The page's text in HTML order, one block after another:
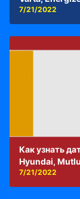
7/21/2022
Как узнать
Hyundai, Mutlu
7/21/2022